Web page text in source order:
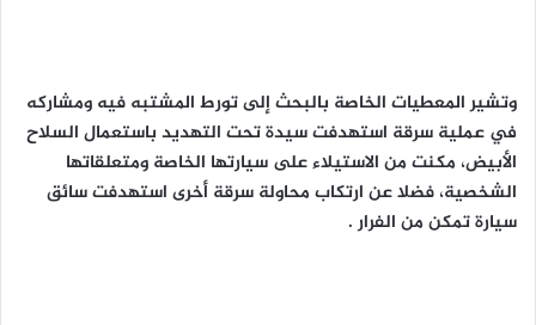
وتشير المعطيات الخاصة بالبحث إلى تورط المشتبه فيه ومشاركه
في عملية سرقة استهدفت سيدة تحت التهديد باستعمال السلاح
الأبيض، مكنت من الاستيلاء على سيارتها الخاصة ومتعلقاتها
الشخصية، فضلا عن ارتكاب محاولة سرقة أخرى استهدفت سائق
سيارة تمكن من الفرار .